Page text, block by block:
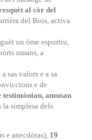
al còr del
del Bois, activa
un òme esportiu,
umans, a
sas valors e a sa
e de
testimònian, amusan
la simplesa dels
e anecdòtas), 19